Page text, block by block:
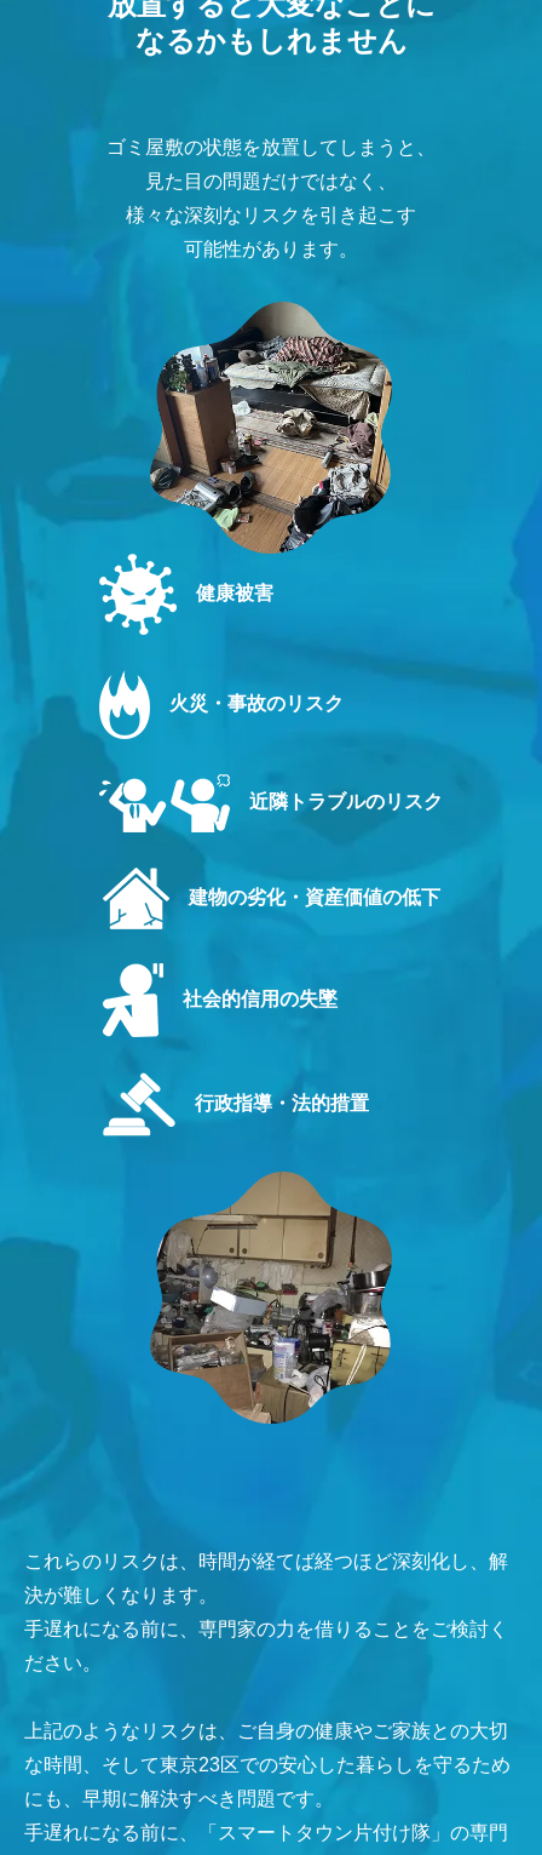
なるかもしれません
ゴミ屋敷の状態を放置してしまうと、
見た目の問題だけではなく、
様々な深刻なリスクを引き起こす
可能性があります。
健康被害
火災・事故のリスク
近隣トラブルのリスク
建物の劣化・資産価値の低下
社会的信用の失墜
行政指導・法的措置
これらのリスクは、時間が経てば経つほど深刻化し、解
決が難しくなります。
手遅れになる前に、専門家の力を借りることをご検討く
ださい。
上記のようなリスクは、ご自身の健康やご家族との大切
な時間、そして東京23区での安心した暮らしを守るため
にも、早期に解決すべき問題です。
手遅れになる前に、「スマートタウン片付け隊」の専門